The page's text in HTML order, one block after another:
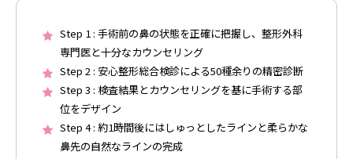
Step 1 : 手術前の鼻の状態を正確に把握し、整形外科
専門医と十分なカウンセリング
Step 2 : 安心整形総合検診による50種余りの精密診断
Step 3 : 検査結果とカウンセリングを基に手術する部
位をデザイン
Step 4 : 約1時間後にはしゅっとしたラインと柔らかな
鼻先の自然なラインの完成